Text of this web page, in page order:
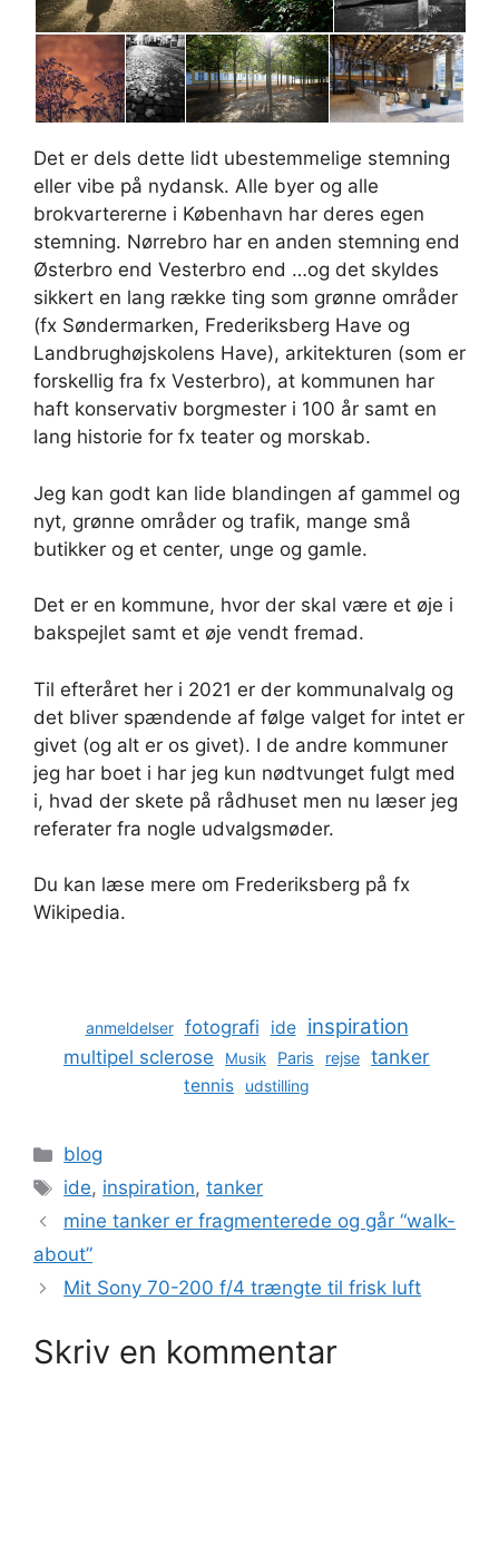
Det er dels dette lidt ubestemmelige stemning
eller vibe på nydansk. Alle byer og alle
brokvartererne i København har deres egen
stemning. Nørrebro har en anden stemning end
Østerbro end Vesterbro end …og det skyldes
sikkert en lang række ting som grønne områder
(fx Søndermarken, Frederiksberg Have og
Landbrughøjskolens Have), arkitekturen (som er
forskellig fra fx Vesterbro), at kommunen har
haft konservativ borgmester i 100 år samt en
lang historie for fx teater og morskab.
Jeg kan godt kan lide blandingen af gammel og
nyt, grønne områder og trafik, mange små
butikker og et center, unge og gamle.
Det er en kommune, hvor der skal være et øje i
bakspejlet samt et øje vendt fremad.
Til efteråret her i 2021 er der kommunalvalg og
det bliver spændende af følge valget for intet er
givet (og alt er os givet). I de andre kommuner
jeg har boet i har jeg kun nødtvunget fulgt med
i, hvad der skete på rådhuset men nu læser jeg
referater fra nogle udvalgsmøder.
Du kan læse mere om Frederiksberg på fx
Wikipedia.
anmeldelser fotografi ide inspiration
multipel sclerose Musik Paris rejse tanker
tennis udstilling
Kategorier
blog
Tags
ide, inspiration,tanker
mine tanker er fragmenterede og går “walk-
about”
Mit Sony 70-200 f/4 trængte til frisk luft
Skriv en kommentar